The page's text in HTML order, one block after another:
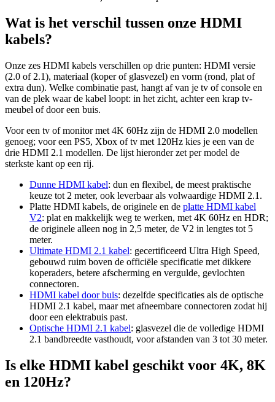
Wat is het verschil tussen onze HDMI
kabels?
Onze zes HDMI kabels verschillen op drie punten: HDMI versie
(2.0 of 2.1), materiaal (koper of glasvezel) en vorm (rond, plat of
extra dun). Welke combinatie past, hangt af van je tv of console en
van de plek waar de kabel loopt: in het zicht, achter een krap tv-
meubel of door een buis.
Voor een tv of monitor met 4K 60Hz zijn de HDMI 2.0 modellen
genoeg; voor een PS5, Xbox of tv met 120Hz kies je een van de
drie HDMI 2.1 modellen. De lijst hieronder zet per model de
sterkste kant op een rij.
Dunne HDMI kabel: dun en flexibel, de meest praktische
keuze tot 2 meter, ook leverbaar als volwaardige HDMI 2.1.
Platte HDMI kabels, de originele en de platte HDMI kabel
V2: plat en makkelijk weg te werken, met 4K 60Hz en HDR;
de originele alleen nog in 2,5 meter, de V2 in lengtes tot 5
meter.
Ultimate HDMI 2.1 kabel: gecertificeerd Ultra High Speed,
gebouwd ruim boven de officiële specificatie met dikkere
koperaders, betere afscherming en vergulde, gevlochten
connectoren.
HDMI kabel door buis: dezelfde specificaties als de optische
HDMI 2.1 kabel, maar met afneembare connectoren zodat hij
door een elektrabuis past.
Optische HDMI 2.1 kabel: glasvezel die de volledige HDMI
2.1 bandbreedte vasthoudt, voor afstanden van 3 tot 30 meter.
Is elke HDMI kabel geschikt voor 4K, 8K
en 120Hz?